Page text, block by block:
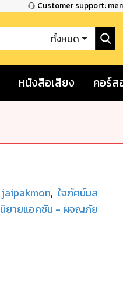
Customer support:
ทั้งหมด
หนังสือเสียง คอร์ส
jaipakmon, ใจภัคน์มล
นิยายแอคชัน - ผจญภัย